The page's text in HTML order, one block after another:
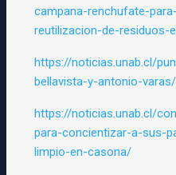
campana-renchufate-
reutilizacion-de-residuos-
https://noticias.unab.cl/
bellavista-y-antonio-varas/
https://noticias.unab.cl/
para-concientizar-a-sus-
limpio-en-casona/